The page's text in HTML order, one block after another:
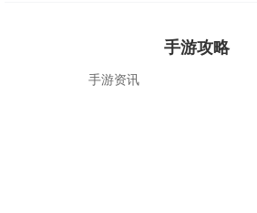
手游攻略
手游资讯